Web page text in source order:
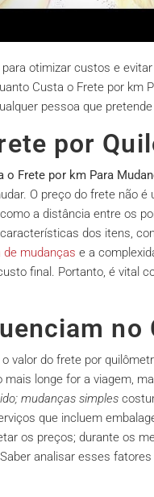
otimizar custos e
Custa o Frete por km
pessoa que
por
o Frete por km Para
O preço do frete não é
a distância entre os
dos itens,
de mudanças e a
final. Portanto, é vital
no
valor do frete por
mais longe for a viagem,
mudanças simples
que incluem
os preços; durante os
analisar esses